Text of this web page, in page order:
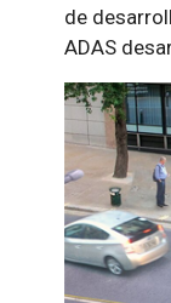
de
ADAS